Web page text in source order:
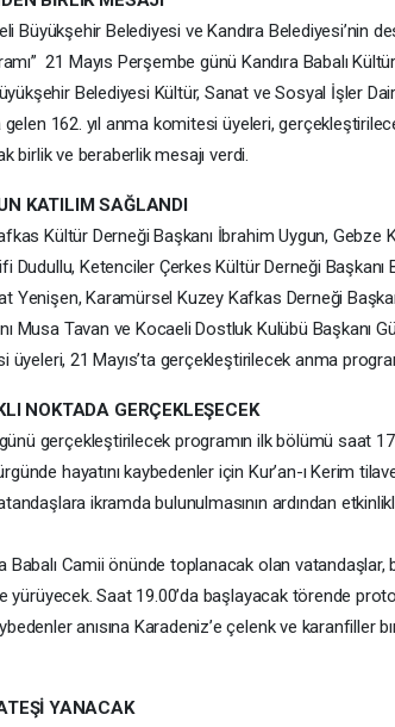
Büyükşehir Belediyesi ve Kandıra Belediyesi’nin
21 Mayıs Perşembe günü Kandıra Babalı
Belediyesi Kültür, Sanat ve Sosyal İşler
162. yıl anma komitesi üyeleri,
birlik ve beraberlik mesajı verdi.
KATILIM SAĞLANDI
Kültür Derneği Başkanı İbrahim Uygun, Gebze
Dudullu, Ketenciler Çerkes Kültür Derneği
Yenişen, Karamürsel Kuzey Kafkas Derneği
Musa Tavan ve Kocaeli Dostluk Kulübü Başkanı
üyeleri, 21 Mayıs’ta gerçekleştirilecek anma
NOKTADA GERÇEKLEŞECEK
gerçekleştirilecek programın ilk bölümü saat
hayatını kaybedenler için Kur’an-ı Kerim
ikramda bulunulmasının ardından
Babalı Camii önünde toplanacak olan vatandaşlar,
yürüyecek. Saat 19.00’da başlayacak törende
anısına Karadeniz’e çelenk ve karanfiller
YANACAK